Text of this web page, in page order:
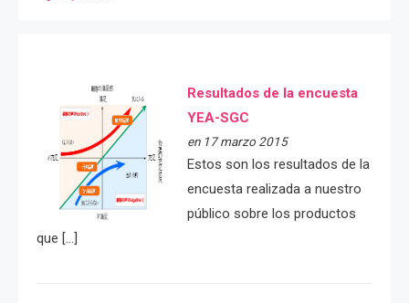
Resultados de la encuesta
YEA-SGC
en 17 marzo 2015
Estos son los resultados de la
encuesta realizada a nuestro
público sobre los productos
que […]